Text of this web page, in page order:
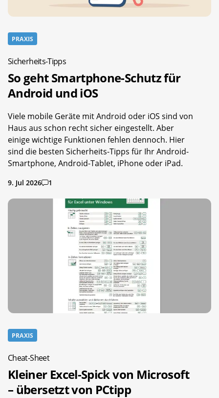
PRAXIS
Sicherheits-Tipps
So geht Smartphone-Schutz für
Android und iOS
Viele mobile Geräte mit Android oder iOS sind von
Haus aus schon recht sicher eingestellt. Aber
einige wichtige Funktionen fehlen dennoch. Hier
sind die besten Sicherheits-Tipps für Ihr Android-
Smartphone, Android-Tablet, iPhone oder iPad.
9. Jul 2026 1
PRAXIS
Cheat-Sheet
Kleiner Excel-Spick von Microsoft
– übersetzt von PCtipp